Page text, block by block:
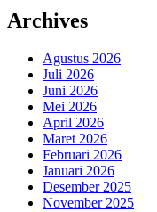
Archives
Agustus 2026
Juli 2026
Juni 2026
Mei 2026
April 2026
Maret 2026
Februari 2026
Januari 2026
Desember 2025
November 2025